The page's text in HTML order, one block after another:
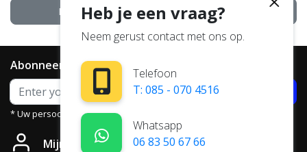
Bekijken Bekijken
Abonneer je op onze nieuwsbrief
* Uw persoonsgegevens worden niet aan derden verstrekt.
Mijn account
Heb je een vraag?
Neem gerust contact met ons op.
Telefoon
T: 085 - 070 4516
Whatsapp
06 83 50 67 66